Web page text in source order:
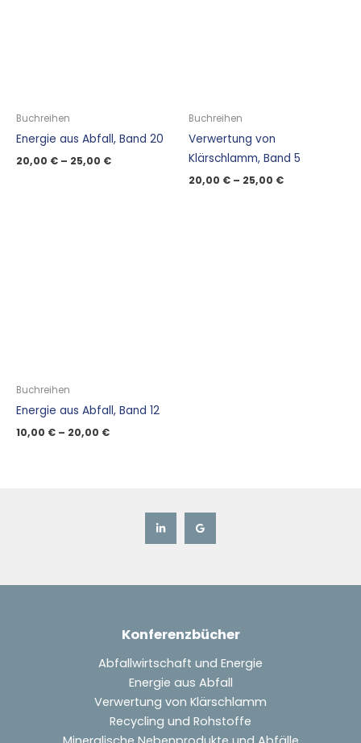
Buchreihen
Energie aus Abfall, Band 20
20,00 € – 25,00 €
Buchreihen
Verwertung von
Klärschlamm, Band 5
20,00 € – 25,00 €
Buchreihen
Energie aus Abfall, Band 12
10,00 € – 20,00 €
Konferenzbücher
Abfallwirtschaft und Energie
Energie aus Abfall
Verwertung von Klärschlamm
Recycling und Rohstoffe